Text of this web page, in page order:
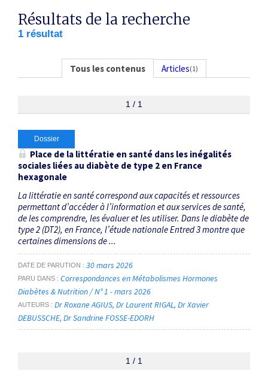
Recherche textuelle
Questionnaire HLQ ×
Dates
Du
au
RECHERCHER
Résultats de la recherche
1 résultat
Tous les contenus Articles(1)
1 / 1
Dossier
Place de la littératie en santé dans les inégalités
sociales liées au diabète de type 2 en France
hexagonale
La littératie en santé correspond aux capacités et ressources
permettant d’accéder à l’information et aux services de santé,
de les comprendre, les évaluer et les utiliser. Dans le diabète de
type 2 (DT2), en France, l’étude nationale Entred 3 montre que
certaines dimensions de ...
DATE DE PARUTION 30 mars 2026
PARU DANS
Correspondances en Métabolismes Hormones
Diabètes & Nutrition / N° 1 - mars 2026
AUTEURS Dr Roxane AGIUS Dr Laurent RIGAL Dr Xavier
DEBUSSCHE Dr Sandrine FOSSE-EDORH
1 / 1